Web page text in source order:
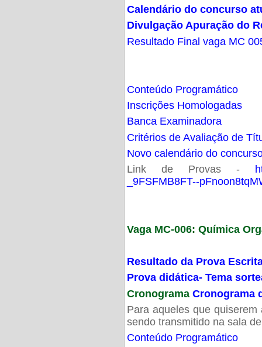
Calendário do concurso
Divulgação Apuração do
Resultado Final vaga MC
Conteúdo Programático
Inscrições Homologadas
Banca Examinadora
Critérios de Avaliação de
Novo calendário do
Link de Provas -
_9FSFMB8FT--
Vaga MC-006: Química
Resultado da Prova
Prova didática- Tema
Cronograma Cronograma
Para aqueles que
sendo transmitido na sala
Conteúdo Programático